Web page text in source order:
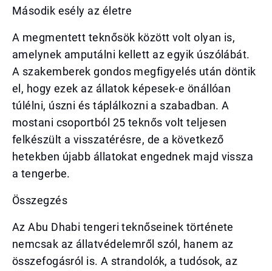
Második esély az életre
A megmentett teknősök között volt olyan is,
amelynek amputálni kellett az egyik úszólábát.
A szakemberek gondos megfigyelés után döntik
el, hogy ezek az állatok képesek-e önállóan
túlélni, úszni és táplálkozni a szabadban. A
mostani csoportból 25 teknős volt teljesen
felkészült a visszatérésre, de a következő
hetekben újabb állatokat engednek majd vissza
a tengerbe.
Összegzés
Az Abu Dhabi tengeri teknőseinek története
nemcsak az állatvédelemről szól, hanem az
összefogásról is. A strandolók, a tudósok, az